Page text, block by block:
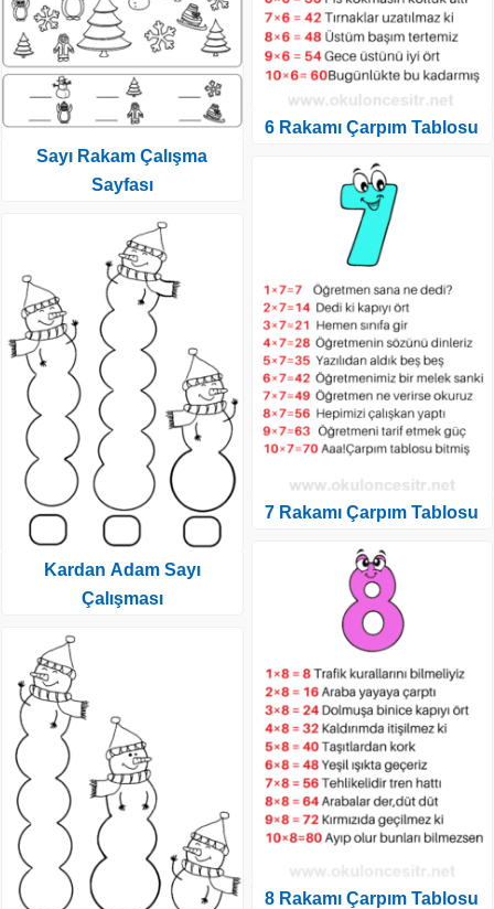
Sayı Rakam Çalışma
Sayfası
Kardan Adam Sayı
Çalışması
6 Rakamı Çarpım Tablosu
7 Rakamı Çarpım Tablosu
8 Rakamı Çarpım Tablosu